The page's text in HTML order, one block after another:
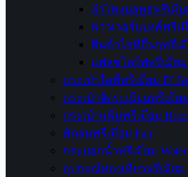
ลำโพงบลูทูธพรีเมี่ยม
พาวเวอร์แบงค์พรีเ
สินค้าไอทีอื่นๆพรีเ
แฟลชไดร์ฟพรีเมี่ยม
กระเป๋าไอทีพรีเมี่ยม IT
กระเป๋าจัดระเบียบพรีเมี่ยม
กระเป๋าแฟ้มพรีเมี่ยม
พัดลมพรีเมี่ยม Fan
กระบอกน้ำพรีเมี่ยม Water
อุปกรณ์ท่องเที่ยวพรีเมี่ยม